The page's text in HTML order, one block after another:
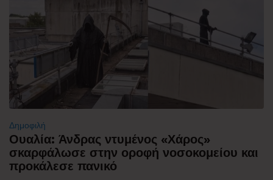
Δημοφιλή
Ουαλία: Άνδρας ντυμένος «Χάρος»
σκαρφάλωσε στην οροφή νοσοκομείου και
προκάλεσε πανικό